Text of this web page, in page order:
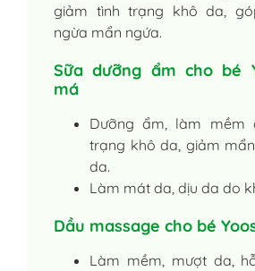
giảm tình trạng khô da,
ngừa mẩn ngứa.
Sữa dưỡng ẩm cho bé
má
Dưỡng ẩm, làm mềm
trạng khô da, giảm
da.
Làm mát da, dịu da do
Dầu massage cho bé
Làm mềm, mượt da,